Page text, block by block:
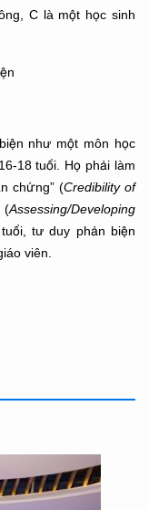
C là một học sinh
như một môn học
18 tuổi. Họ phải làm
chứng” (Credibility of
(Assessing/Developing
tư duy phản biện
viên.